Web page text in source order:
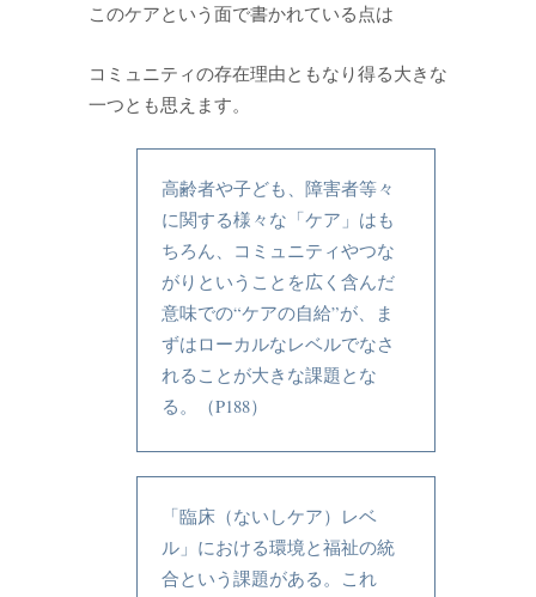
このケアという面で書かれている点は
コミュニティの存在理由ともなり得る大きな
一つとも思えます。
高齢者や子ども、障害者等々
に関する様々な「ケア」はも
ちろん、コミュニティやつな
がりということを広く含んだ
意味での“ケアの自給”が、ま
ずはローカルなレベルでなさ
れることが大きな課題とな
る。（P188）
「臨床（ないしケア）レベ
ル」における環境と福祉の統
合という課題がある。これ